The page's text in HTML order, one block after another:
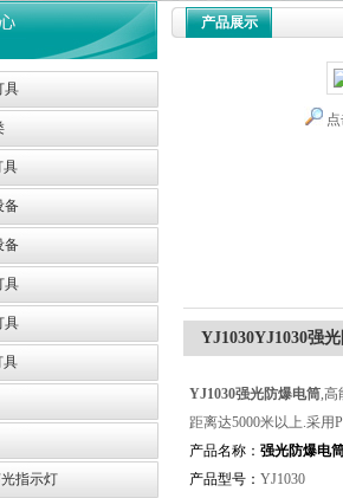
公司
具
具
备
备
具
具
具
指示灯
产品展示
YJ1030YJ1030强
YJ1030强光防爆电筒,高
距离达5000米以上.采用
产品名称： 强光防爆电
产品型号： YJ1030